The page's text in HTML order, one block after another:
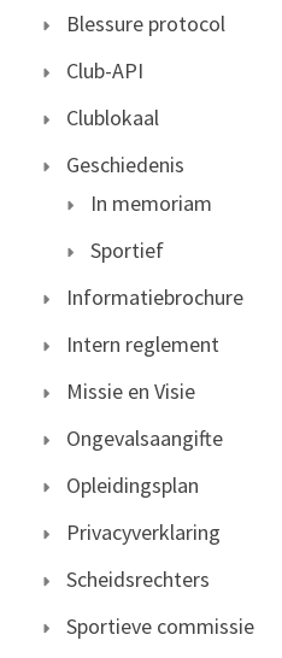
Blessure protocol
Club-API
Clublokaal
Geschiedenis
In memoriam
Sportief
Informatiebrochure
Intern reglement
Missie en Visie
Ongevalsaangifte
Opleidingsplan
Privacyverklaring
Scheidsrechters
Sportieve commissie